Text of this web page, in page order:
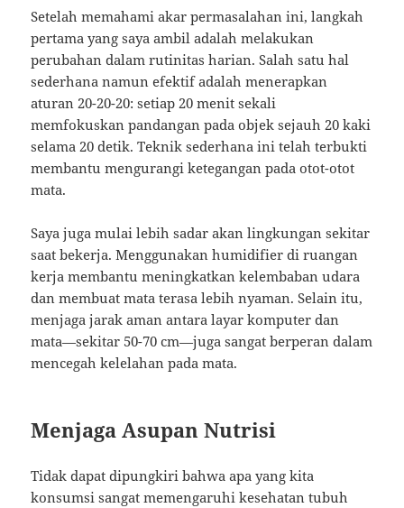
Setelah memahami akar permasalahan ini, langkah
pertama yang saya ambil adalah melakukan
perubahan dalam rutinitas harian. Salah satu hal
sederhana namun efektif adalah menerapkan
aturan 20-20-20: setiap 20 menit sekali
memfokuskan pandangan pada objek sejauh 20 kaki
selama 20 detik. Teknik sederhana ini telah terbukti
membantu mengurangi ketegangan pada otot-otot
mata.
Saya juga mulai lebih sadar akan lingkungan sekitar
saat bekerja. Menggunakan humidifier di ruangan
kerja membantu meningkatkan kelembaban udara
dan membuat mata terasa lebih nyaman. Selain itu,
menjaga jarak aman antara layar komputer dan
mata—sekitar 50-70 cm—juga sangat berperan dalam
mencegah kelelahan pada mata.
Menjaga Asupan Nutrisi
Tidak dapat dipungkiri bahwa apa yang kita
konsumsi sangat memengaruhi kesehatan tubuh